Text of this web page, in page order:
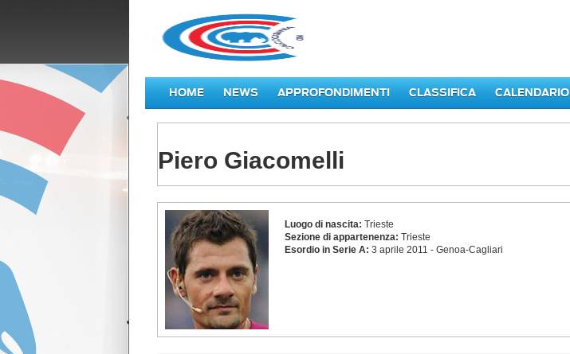
HOME NEWS APPROFONDIMENTI CLASSIFICA CALENDARIO
Piero Giacomelli
Giacomelli
Luogo di nascita: Trieste
Sezione di appartenenza: Trieste
Esordio in Serie A: 3 aprile 2011 - Genoa-Cagliari